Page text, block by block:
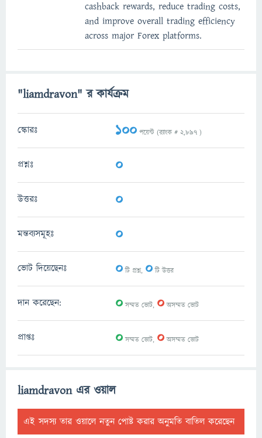
cashback rewards, reduce trading costs,
and improve overall trading efficiency
across major Forex platforms.
"liamdravon" র কার্যক্রম
স্কোরঃ 100 পয়েন্ট (র‌্যাংক # 2,897 )
প্রশ্নঃ 0
উত্তরঃ 0
মন্তব্যসমূহঃ 0
ভোট দিয়েছেনঃ 0টি প্রশ্ন, 0টি উত্তর
দান করেছেন: 0সম্মত ভোট, 0অসম্মত ভোট
প্রাপ্তঃ 0সম্মত ভোট, 0অসম্মত ভোট
liamdravon এর ওয়াল
এই সদস্য তার ওয়ালে নতুন পোষ্ট করার অনুমতি বাতিল করেছেন